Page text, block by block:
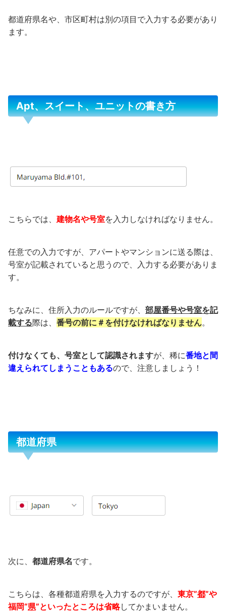
都道府県名や、市区町村は別の項目で入力する必要があり
ます。
Apt、スイート、ユニットの書き方
こちらでは、 建物名や号室を入力しなければなりません。
任意での入力ですが、アパートやマンションに送る際は、
号室が記載されていると思うので、入力する必要がありま
す。
ちなみに、住所入力のルールですが、 部屋番号や号室を記
載する際は、 番号の前に＃を付けなければなりません。
付けなくても、号室として認識されますが、稀に番地と間
違えられてしまうこともあるので、注意しましょう！
都道府県
次に、 都道府県名です。
こちらは、各種都道府県を入力するのですが、 東京”都”や
福岡“県”といったところは省略してかまいません。